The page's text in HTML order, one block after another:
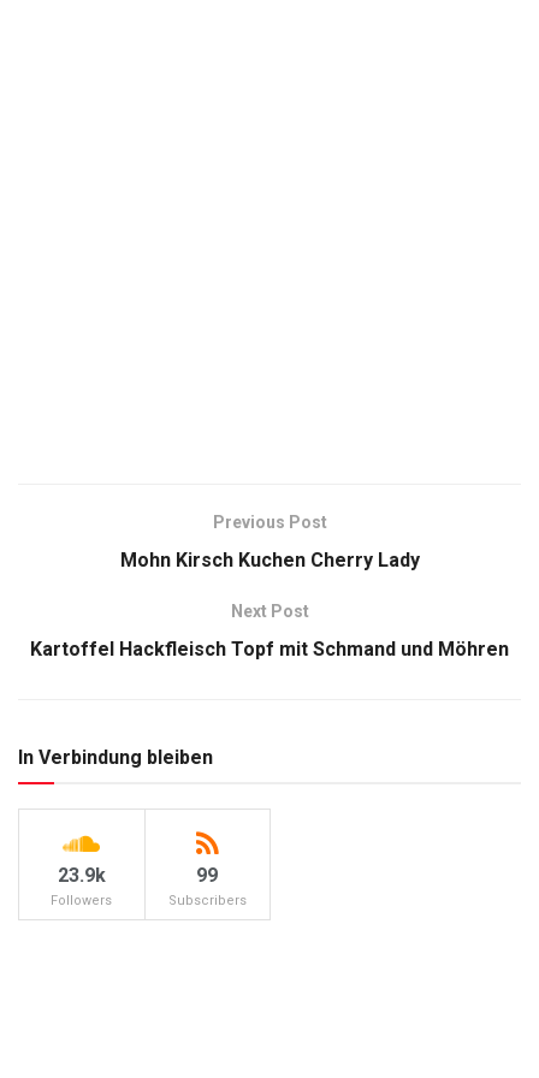
Previous Post
Mohn Kirsch Kuchen Cherry Lady
Next Post
Kartoffel Hackfleisch Topf mit Schmand und Möhren
In Verbindung bleiben
23.9k
Followers
99
Subscribers